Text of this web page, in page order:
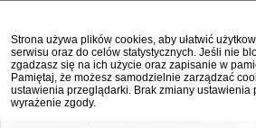
Strona używa plików cookies, aby ułatwić
serwisu oraz do celów statystycznych. Jeśli nie
zgadzasz się na ich użycie oraz zapisanie w
Pamiętaj, że możesz samodzielnie zarządzać
ustawienia przeglądarki. Brak zmiany ustawienia
wyrażenie zgody.